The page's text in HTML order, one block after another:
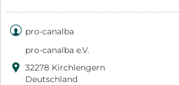
 pro-canalba
pro-canalba e.V.
 32278 Kirchlengern
Deutschland